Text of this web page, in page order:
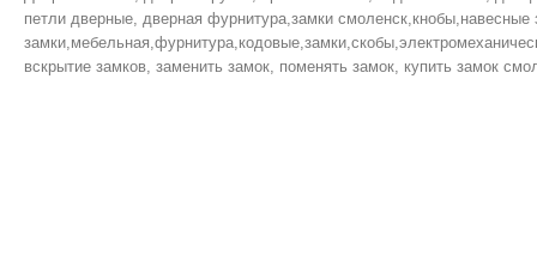
петли дверные, дверная фурнитура,замки
вскрытие замков, заменить замок, поменять замок, купить замок